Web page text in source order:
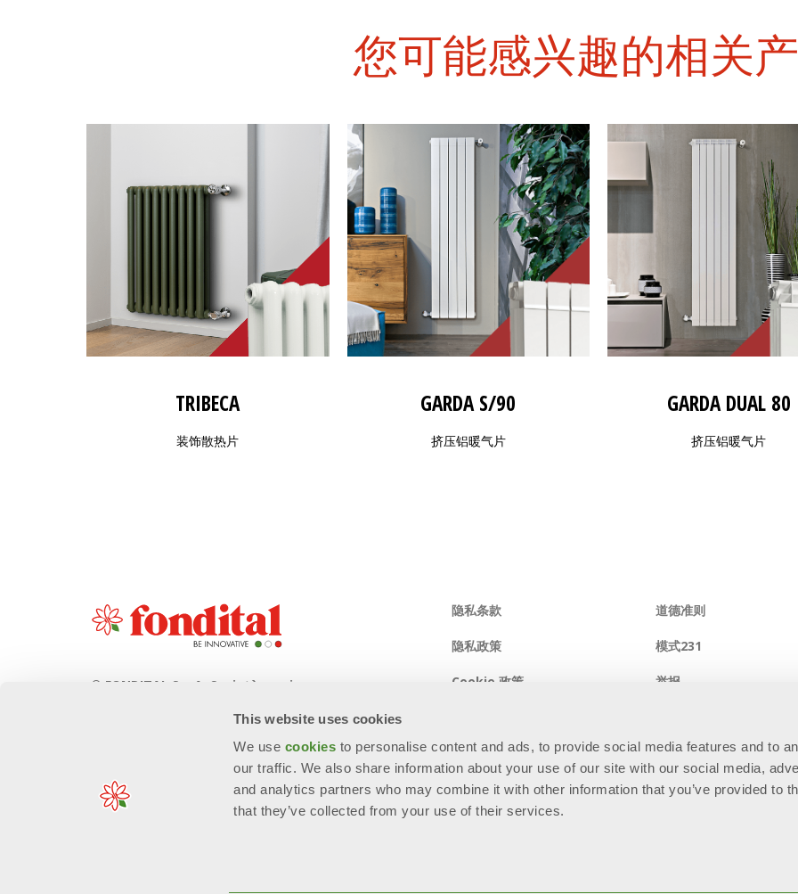
This website uses cookies
We use cookies to personalise content and ads, to provide social media features and to
our traffic. We also share information about your use of our site with our social media,
and analytics partners who may combine it with other information that you’ve provided to
that they’ve collected from your use of their services.
您可能感兴趣的相关
TRIBECA
装饰散热片
GARDA S/90
挤压铝暖气片
GARDA DUAL 80
挤压铝暖气片
© FONDITAL S.p.A. Società a unico
Sede Legale e Amministrativa
意大利布雷西亚省沃巴尔诺市Cerreto 路
隐私条款
隐私政策
Cookie 政策
网站地图
道德准则
模式231
举报